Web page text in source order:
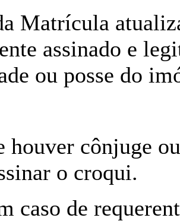
Matrícula
assinado e
ou posse do
houver cônjuge
o croqui.
caso de